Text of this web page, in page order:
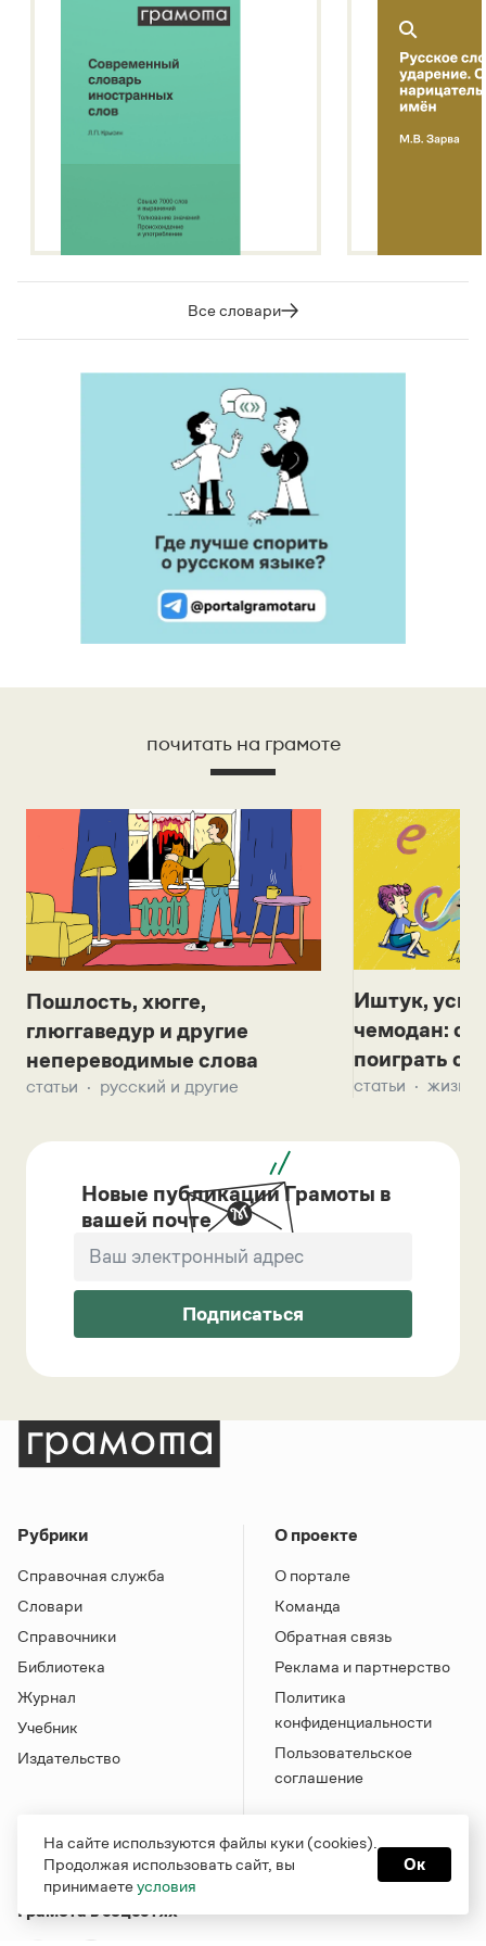
Все словари
почитать на грамоте
Пошлость, хюгге,
глюггаведур и другие
непереводимые слова
статьи русский и другие
Иштук,
чемодан:
поиграть с
статьи жизнь
Новые публикации Грамоты в
вашей почте
Подписаться
Рубрики
Справочная служба
Словари
Справочники
Библиотека
Журнал
Учебник
Издательство
О проекте
О портале
Команда
Обратная связь
Реклама и партнерство
Политика
конфиденциальности
Пользовательское
соглашение
Грамота в соцсетях
На сайте используются файлы куки (cookies).
Продолжая использовать сайт, вы
принимаетеусловия
Ок